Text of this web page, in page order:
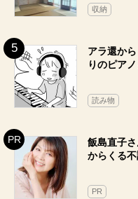
収納
アラ還か
りのピア
読み物
飯島直子
からくる
PR